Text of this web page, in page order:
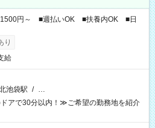
1500円～ ■週払いOK ■扶養内OK ■日
り
給
池袋駅 / …
アで30分以内！≫ご希望の勤務地を紹介